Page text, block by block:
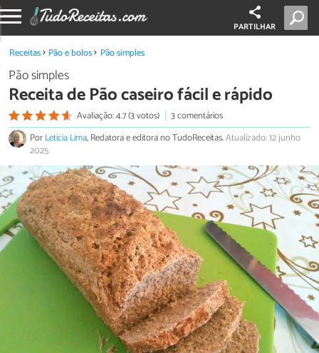
PARTILHAR
Receitas Pão e bolos Pão simples
Pão simples
Receita de Pão caseiro fácil e rápido
Avaliação: 4.7 (3 votos)
3 comentários
PorLetícia Lima, Redatora e editora no TudoReceitas.Atualizado: 12 junho
2025